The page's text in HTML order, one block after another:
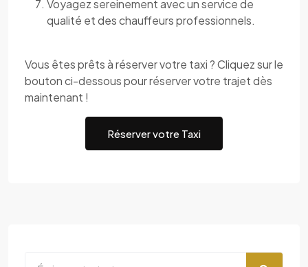
Voyagez sereinement avec un service de
qualité et des chauffeurs professionnels.
Vous êtes prêts à réserver votre taxi ? Cliquez sur le
bouton ci-dessous pour réserver votre trajet dès
maintenant !
Réserver votre Taxi